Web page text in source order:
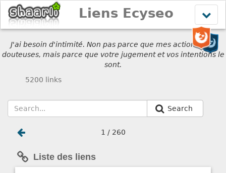
le
menu
Liens Ecyseo
J'ai besoin d'intimité. Non pas parce que mes actions sont
douteuses, mais parce que votre jugement et vos intentions le
sont.
5200 links
Search
1 / 260
Liste des liens